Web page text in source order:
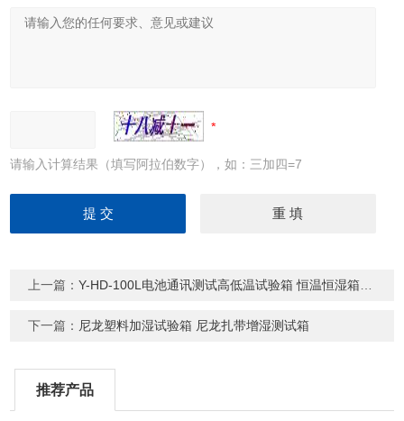
请输入计算结果（填写阿拉伯数字），如：三加四=7
上一篇：Y-HD-100L电池通讯测试高低温试验箱 恒温恒湿箱厂家
下一篇： 尼龙塑料加湿试验箱 尼龙扎带增湿测试箱
推荐产品